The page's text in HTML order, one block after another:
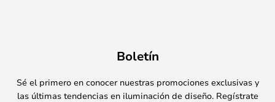
Boletín
Sé el primero en conocer nuestras promociones exclusivas y
las últimas tendencias en iluminación de diseño. Regístrate